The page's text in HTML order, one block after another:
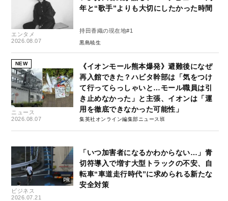
エンタメ
2026.08.07
年と“歌手”よりも大切にしたかった時間
持田香織の現在地#1
黒島暁生
NEW
ニュース
2026.08.07
《イオンモール熊本爆発》避難後になぜ
再入館できた？ハビタ幹部は「気をつけ
て行ってらっしゃいと…モール職員は引
き止めなかった」と主張、イオンは「運
用を徹底できなかった可能性」
集英社オンライン編集部ニュース班
ビジネス
2026.07.21
「いつ加害者になるかわからない…」青
切符導入で増す大型トラックの不安、自
転車“車道走行時代”に求められる新たな
安全対策